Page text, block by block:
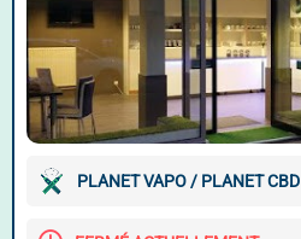
PLANET VAPO / PLANET CBD